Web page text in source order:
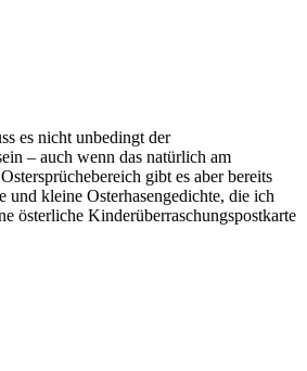
es nicht unbedingt der
– auch wenn das natürlich am
gibt es aber bereits
und kleine Osterhasengedichte, die ich
österliche Kinderüberraschungspostkarte